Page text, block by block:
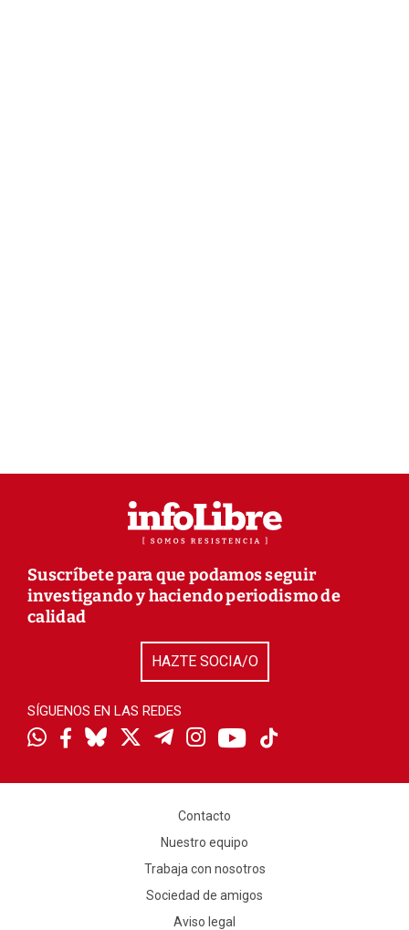
Suscríbete para que podamos seguir
investigando y haciendo periodismo de
calidad
HAZTE SOCIA/O
SÍGUENOS EN LAS REDES
Contacto
Nuestro equipo
Trabaja con nosotros
Sociedad de amigos
Aviso legal